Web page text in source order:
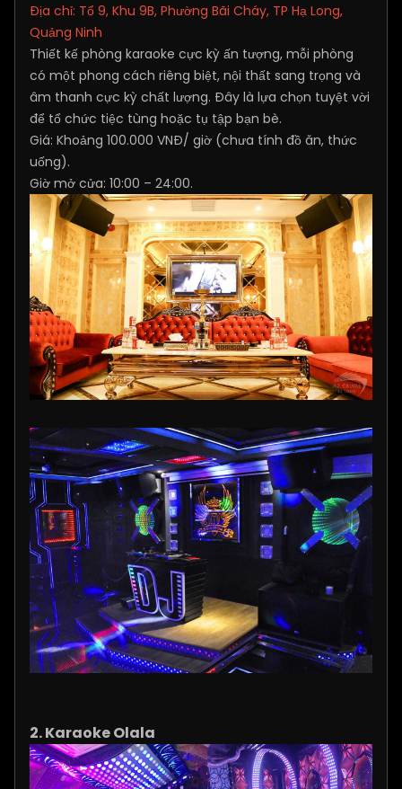
Địa chỉ: Tổ 9, Khu 9B, Phường Bãi Cháy, TP Hạ Long,
Quảng Ninh
Thiết kế phòng karaoke cực kỳ ấn tượng, mỗi phòng
có một phong cách riêng biệt, nội thất sang trọng và
âm thanh cực kỳ chất lượng. Đây là lựa chọn tuyệt vời
để tổ chức tiệc tùng hoặc tụ tập bạn bè.
Giá: Khoảng 100.000 VNĐ/ giờ (chưa tính đồ ăn, thức
uống).
Giờ mở cửa: 10:00 – 24:00.
2. Karaoke Olala